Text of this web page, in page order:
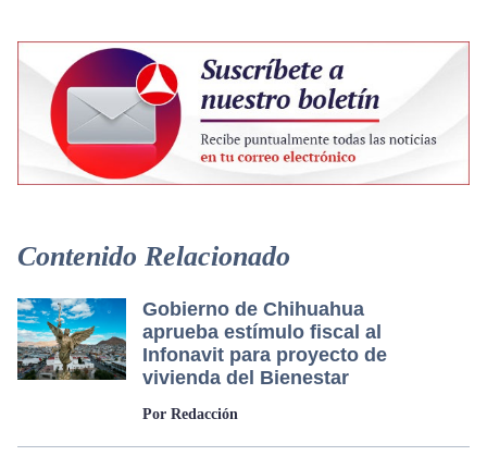
Contenido Relacionado
Gobierno de Chihuahua
aprueba estímulo fiscal al
Infonavit para proyecto de
vivienda del Bienestar
Por Redacción